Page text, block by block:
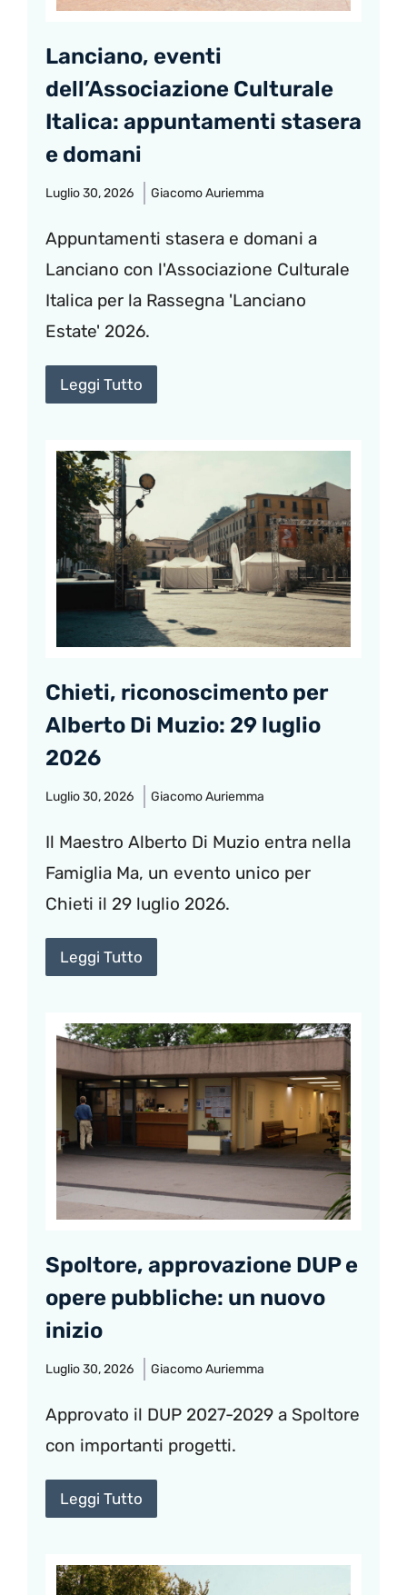
Lanciano, eventi
dell’Associazione Culturale
Italica: appuntamenti stasera
e domani
Luglio 30, 2026 Giacomo Auriemma
Appuntamenti stasera e domani a
Lanciano con l'Associazione Culturale
Italica per la Rassegna 'Lanciano
Estate' 2026.
Leggi Tutto
Chieti, riconoscimento per
Alberto Di Muzio: 29 luglio
2026
Luglio 30, 2026 Giacomo Auriemma
Il Maestro Alberto Di Muzio entra nella
Famiglia Ma, un evento unico per
Chieti il 29 luglio 2026.
Leggi Tutto
Spoltore, approvazione DUP e
opere pubbliche: un nuovo
inizio
Luglio 30, 2026 Giacomo Auriemma
Approvato il DUP 2027-2029 a Spoltore
con importanti progetti.
Leggi Tutto